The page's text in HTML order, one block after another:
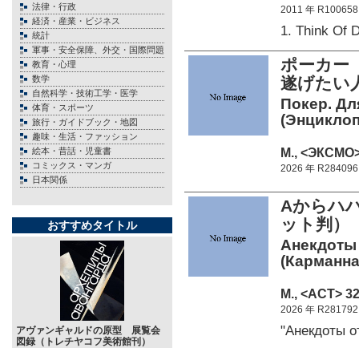
法律・行政
経済・産業・ビジネス
統計
軍事・安全保障、外交・国際問題
教育・心理
数学
自然科学・技術工学・医学
体育・スポーツ
旅行・ガイドブック・地図
趣味・生活・ファッション
絵本・昔話・児童書
コミックス・マンガ
日本関係
おすすめタイトル
アヴァンギャルドの原型 展覧会
図録（トレチヤコフ美術館刊）
2011 年 R100658
1. Think Of
ポーカー
遂げた
Покер.
М.,
2026 年 R284096
Aからハ
ット判）
М., <АСТ>
2026 年 R281792
"Анекдоты